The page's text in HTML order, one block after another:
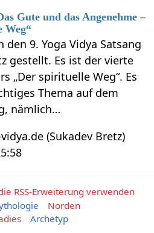
Gute und das Angenehme –
Weg“
den 9. Yoga Vidya Satsang
gestellt. Es ist der vierte
„Der spirituelle Weg“. Es
Thema auf dem
nämlich…
(Sukadev Bretz)
RSS-Erweiterung verwenden
Norden
Archetyp